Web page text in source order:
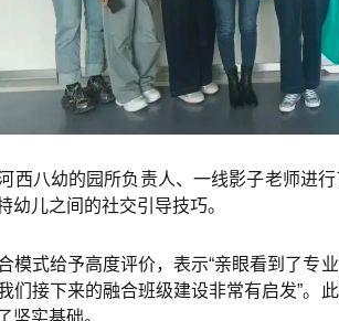
西八幼的园所负责人、一线影子老师进
幼儿之间的社交引导技巧。
模式给予高度评价，表示“亲眼看到了专
们接下来的融合班级建设非常有启发”。
坚实基础。